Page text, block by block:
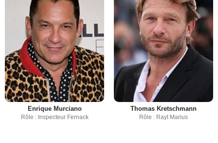
Enrique Murciano
Rôle : Inspecteur Fernack
Thomas Kretschmann
Rôle : Rayt Marius